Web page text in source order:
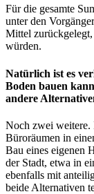
Für die gesamte
unter den
Mittel
würden.
Natürlich ist es
Boden bauen
andere
Noch zwei weitere.
Büroräumen in
Bau eines eigenen
der Stadt, etwa in
ebenfalls mit
beide Alternativen